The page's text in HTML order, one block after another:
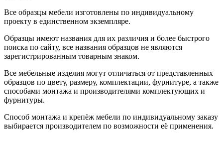
Все образцы мебели изготовлены по индивидуальному
проекту в единственном экземпляре.
Образцы имеют названия для их различия и более быстрого
поиска по сайту, все названия образцов не являются
зарегистрированным товарным знаком.
Все мебельные изделия могут отличаться от представленных
образцов по цвету, размеру, комплектации, фурнитуре, а также
способами монтажа и производителями комплектующих и
фурнитуры.
Способ монтажа и крепёж мебели по индивидуальному заказу
выбирается производителем по возможности её применения.